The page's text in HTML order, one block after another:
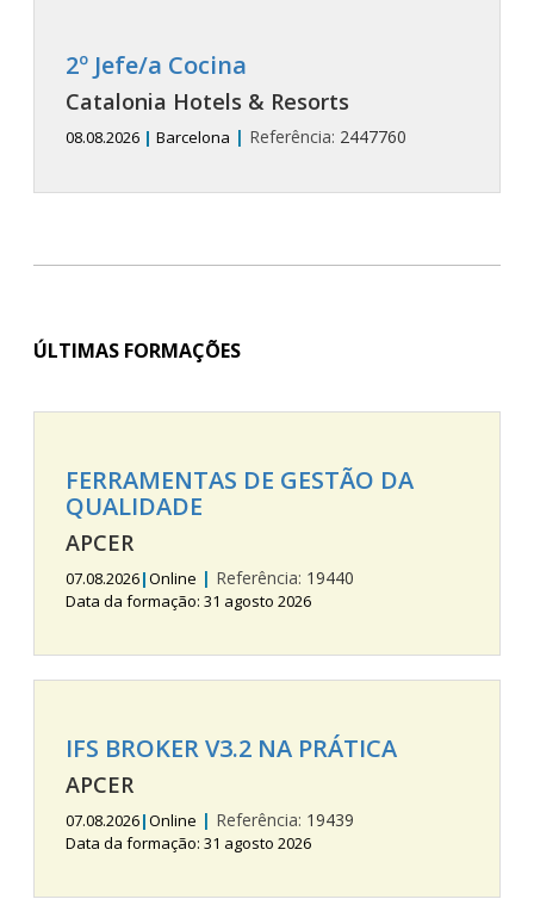
2º Jefe/a Cocina
Catalonia Hotels & Resorts
08.08.2026 | Barcelona | Referência: 2447760
ÚLTIMAS FORMAÇÕES
FERRAMENTAS DE GESTÃO DA
QUALIDADE
APCER
07.08.2026|Online | Referência: 19440
Data da formação: 31 agosto 2026
IFS BROKER V3.2 NA PRÁTICA
APCER
07.08.2026|Online | Referência: 19439
Data da formação: 31 agosto 2026